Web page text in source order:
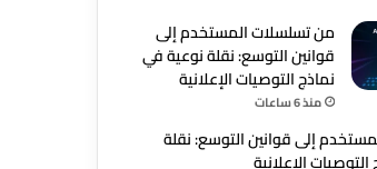
من تسلسلات المستخدم إلى
قوانين التوسع: نقلة نوعية في
نماذج التوصيات الإعلانية
منذ 6 ساعات
إلى قوانين التوسع: نقلة
الإعلانية